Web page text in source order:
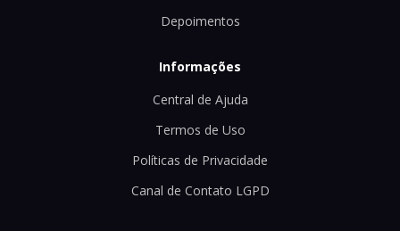
Depoimentos
Informações
Central de Ajuda
Termos de Uso
Políticas de Privacidade
Canal de Contato LGPD